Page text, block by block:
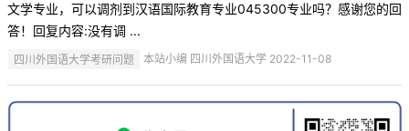
文学专业，可以调剂到汉语国际教育专业045300专业吗？感谢您的回
答！回复内容:没有调 ...
四川外国语大学考研问题 本站小编 四川外国语大学 2022-11-08